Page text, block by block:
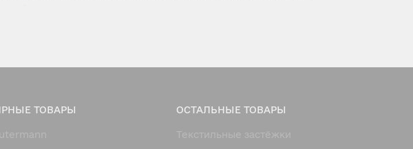
ТОВАРЫ ОСТАЛЬНЫЕ ТОВАРЫ
Текстильные застёжки